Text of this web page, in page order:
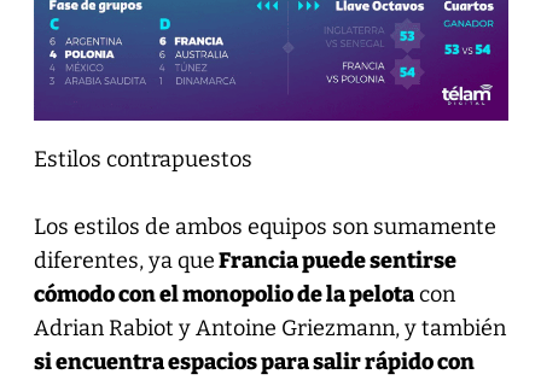
Estilos contrapuestos
Los estilos de ambos equipos son sumamente
diferentes, ya queFrancia puede sentirse
cómodo con el monopolio de la pelotacon
Adrian Rabiot y Antoine Griezmann, y también
si encuentra espacios para salir rápido con